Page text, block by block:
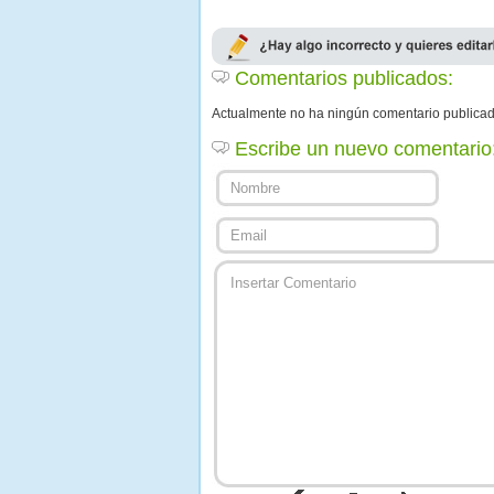
Comentarios publicados:
Actualmente no ha ningún comentario
Escribe un nuevo